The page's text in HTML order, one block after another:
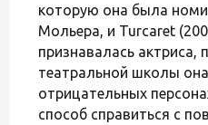
которую она была
Мольера, и Turcaret
признавалась актриса,
театральной школы она
отрицательных
способ справиться с